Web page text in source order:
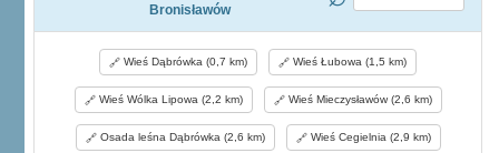
Bronisławów
Wieś Dąbrówka (0,7 km) Wieś Łubowa (1,5 km)
Wieś Wólka Lipowa (2,2 km) Wieś Mieczysławów (2,6 km)
Osada leśna Dąbrówka (2,6 km) Wieś Cegielnia (2,9 km)